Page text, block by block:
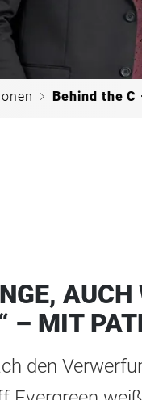
cBehind the C
– MIT
den